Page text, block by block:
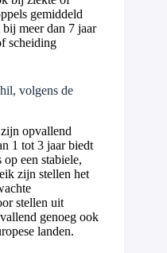
gemiddeld
meer dan 7 jaar
scheiding
volgens de
opvallend
1 tot 3 jaar biedt
een stabiele,
zijn stellen het
stellen uit
genoeg ook
landen.